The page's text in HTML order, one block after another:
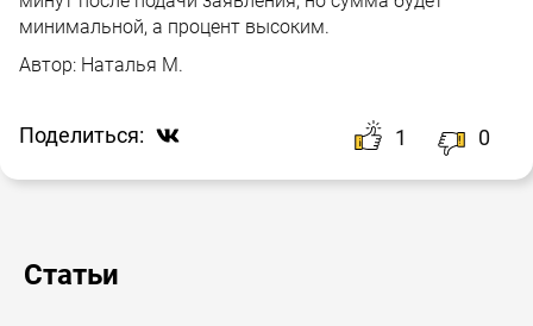
минимальной, а процент высоким.
Автор: Наталья М.
Поделиться: 1 0
Статьи